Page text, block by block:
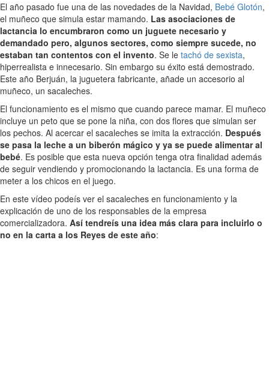
El año pasado fue una de las novedades de la Navidad, Bebé Glotón,
el muñeco que simula estar mamando. Las asociaciones de
lactancia lo encumbraron como un juguete necesario y
demandado pero, algunos sectores, como siempre sucede, no
estaban tan contentos con el invento. Se le tachó de sexista,
hiperrealista e innecesario. Sin embargo su éxito está demostrado.
Este año Berjuán, la juguetera fabricante, añade un accesorio al
muñeco, un sacaleches.
El funcionamiento es el mismo que cuando parece mamar. El muñeco
incluye un peto que se pone la niña, con dos flores que simulan ser
los pechos. Al acercar el sacaleches se imita la extracción. Después
se pasa la leche a un biberón mágico y ya se puede alimentar al
bebé. Es posible que esta nueva opción tenga otra finalidad además
de seguir vendiendo y promocionando la lactancia. Es una forma de
meter a los chicos en el juego.
En este vídeo podeís ver el sacaleches en funcionamiento y la
explicación de uno de los responsables de la empresa
comercializadora. Así tendreís una idea más clara para incluirlo o
no en la carta a los Reyes de este año: